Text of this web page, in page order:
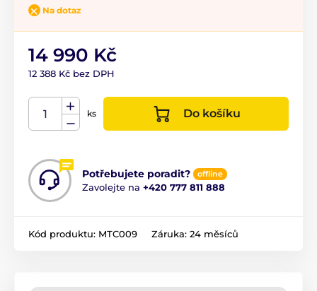
Na dotaz
14 990 Kč
12 388 Kč bez DPH
ks Do košíku
Potřebujete poradit? offline
Zavolejte na +420 777 811 888
Kód produktu: MTC009 Záruka: 24 měsíců